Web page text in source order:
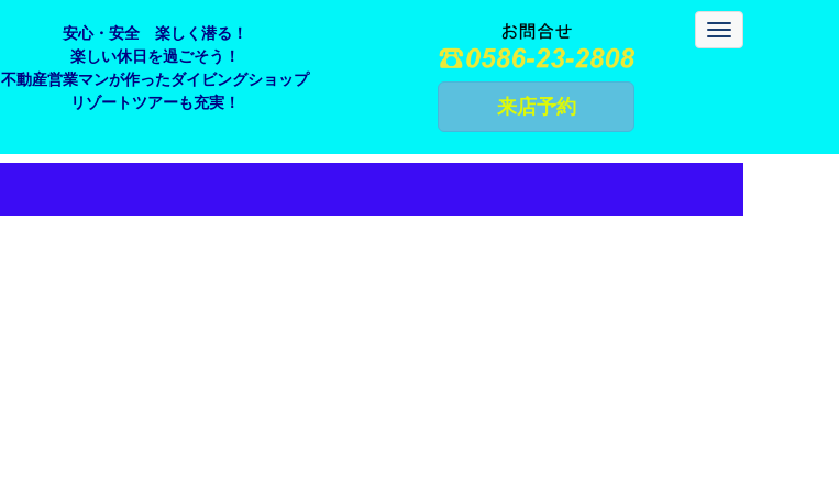
安心・安全 楽しく潜る！
楽しい休日を過ごそう！
不動産営業マンが作ったダイビングショップ
リゾートツアーも充実！
来店予約
N
a
i